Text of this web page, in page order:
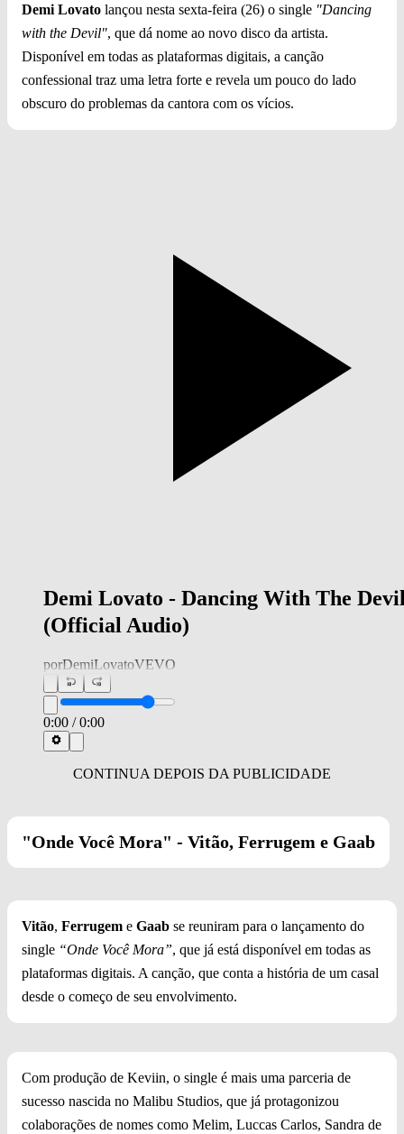
Demi Lovato lançou nesta sexta-feira (26) o single "Dancing
with the Devil", que dá nome ao novo disco da artista.
Disponível em todas as plataformas digitais, a canção
confessional traz uma letra forte e revela um pouco do lado
obscuro do problemas da cantora com os vícios.
Demi Lovato - Dancing With The
(Official Audio)
porDemiLovatoVEVO
0:00 /0:00
"Onde Você Mora" - Vitão, Ferrugem e Gaab
Vitão, Ferrugem e Gaab se reuniram para o lançamento do
single “Onde Você Mora”, que já está disponível em todas as
plataformas digitais. A canção, que conta a história de um casal
desde o começo de seu envolvimento.
Com produção de Keviin, o single é mais uma parceria de
sucesso nascida no Malibu Studios, que já protagonizou
colaborações de nomes como Melim, Luccas Carlos, Sandra de